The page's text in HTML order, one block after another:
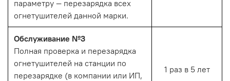
параметру — перезарядка всех
огнетушителей данной марки.
Обслуживание №3
Полная проверка и перезарядка
огнетушителей на станции по
перезарядке (в компании или ИП,
1 раз в 5 лет